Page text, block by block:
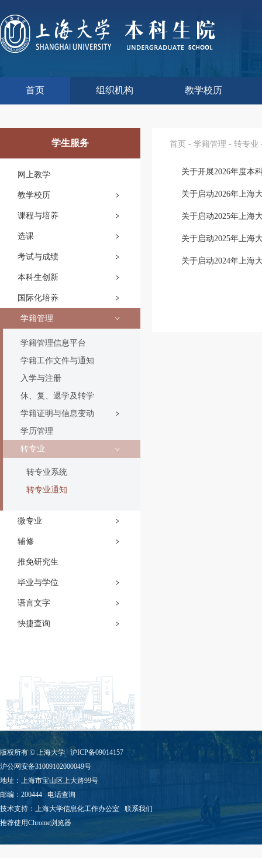
首页 组织机构 教学校历
学生服务
网上教学
教学校历
课程与培养
选课
考试与成绩
本科生创新
国际化培养
学籍管理
学籍管理信息平台
学籍工作文件与通知
入学与注册
休、复、退学及转学
学籍证明与信息变动
学历管理
转专业
转专业系统
转专业通知
微专业
辅修
推免研究生
毕业与学位
语言文字
快捷查询
首页 - 学籍管理 - 转专业
关于开展2026年度本
关于启动2026年上海
关于启动2025年上海
关于启动2025年上海
关于启动2024年上海
版权所有 ©上海大学
沪ICP备09014157
沪公网安备31009102000049号
地址：上海市宝山区上大路99号
邮编：200444 电话查询
技术支持： 上海大学信息化工作办公室 联系我们
推荐使用Chrome浏览器